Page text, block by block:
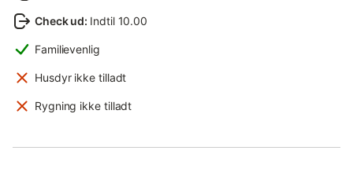
Check ud: Indtil 10.00
Familievenlig
Husdyr ikke tilladt
Rygning ikke tilladt